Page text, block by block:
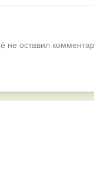
не оставил